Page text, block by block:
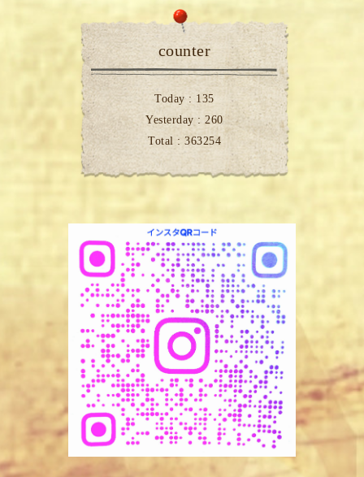
counter
Today : 135
Yesterday : 260
Total : 363254